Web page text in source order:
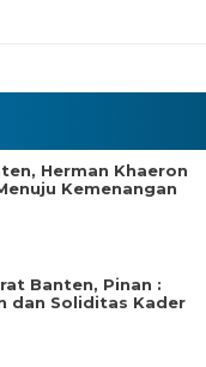
Herman Khaeron
Kemenangan
Banten, Pinan :
dan Soliditas Kader